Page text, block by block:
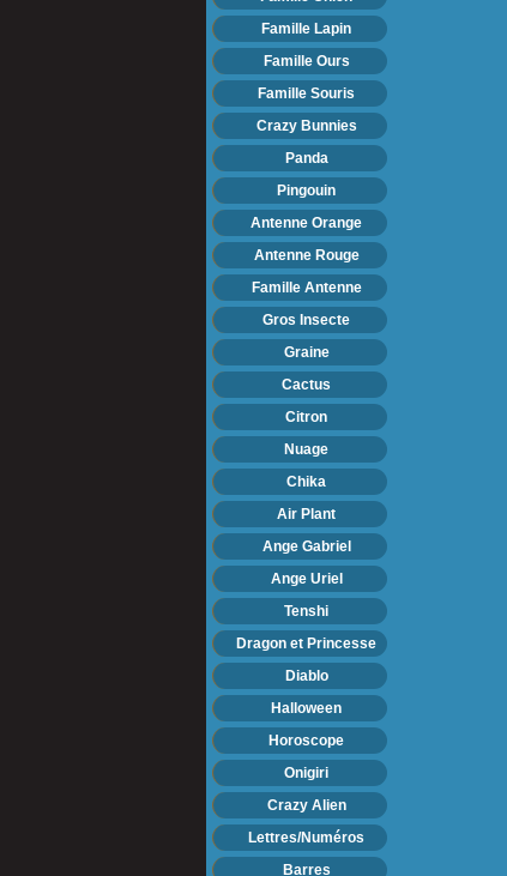
Famille Lapin
Famille Ours
Famille Souris
Crazy Bunnies
Panda
Pingouin
Antenne Orange
Antenne Rouge
Famille Antenne
Gros Insecte
Graine
Cactus
Citron
Nuage
Chika
Air Plant
Ange Gabriel
Ange Uriel
Tenshi
Dragon et Princesse
Diablo
Halloween
Horoscope
Onigiri
Crazy Alien
Lettres/Numéros
Barres